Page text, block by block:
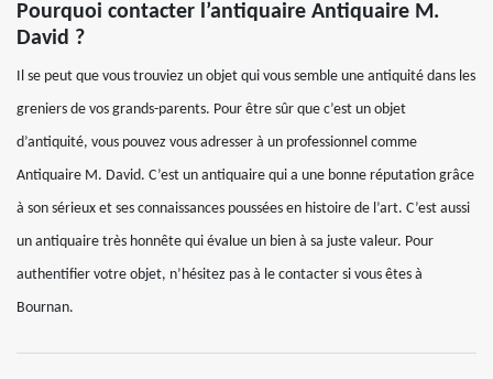
Pourquoi contacter l’antiquaire Antiquaire M.
David ?
Il se peut que vous trouviez un objet qui vous semble une antiquité dans les
greniers de vos grands-parents. Pour être sûr que c’est un objet
d’antiquité, vous pouvez vous adresser à un professionnel comme
Antiquaire M. David. C’est un antiquaire qui a une bonne réputation grâce
à son sérieux et ses connaissances poussées en histoire de l’art. C’est aussi
un antiquaire très honnête qui évalue un bien à sa juste valeur. Pour
authentifier votre objet, n’hésitez pas à le contacter si vous êtes à
Bournan.